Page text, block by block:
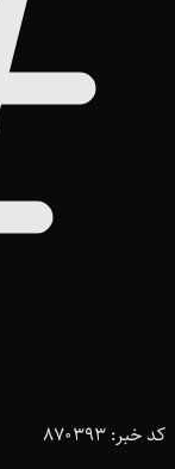
کد خبر: 870393